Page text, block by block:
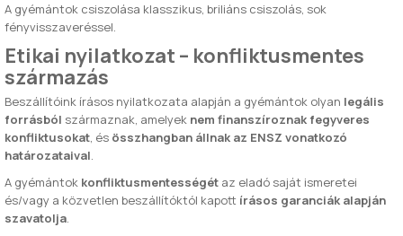
A gyémántok csiszolása klasszikus, briliáns csiszolás, sok
fényvisszaveréssel.
Etikai nyilatkozat – konfliktusmentes
származás
Beszállítóink írásos nyilatkozata alapján a gyémántok olyan legális
forrásból származnak, amelyek nem finanszíroznak fegyveres
konfliktusokat, és összhangban állnak az ENSZ vonatkozó
határozataival.
A gyémántok konfliktusmentességét az eladó saját ismeretei
és/vagy a közvetlen beszállítóktól kapott írásos garanciák alapján
szavatolja.